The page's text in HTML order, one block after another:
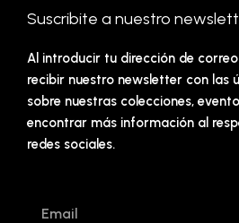
Suscribite a nuestro
Al introducir tu dirección de
recibir nuestro newsletter con las
sobre nuestras colecciones,
encontrar más información al
redes sociales.